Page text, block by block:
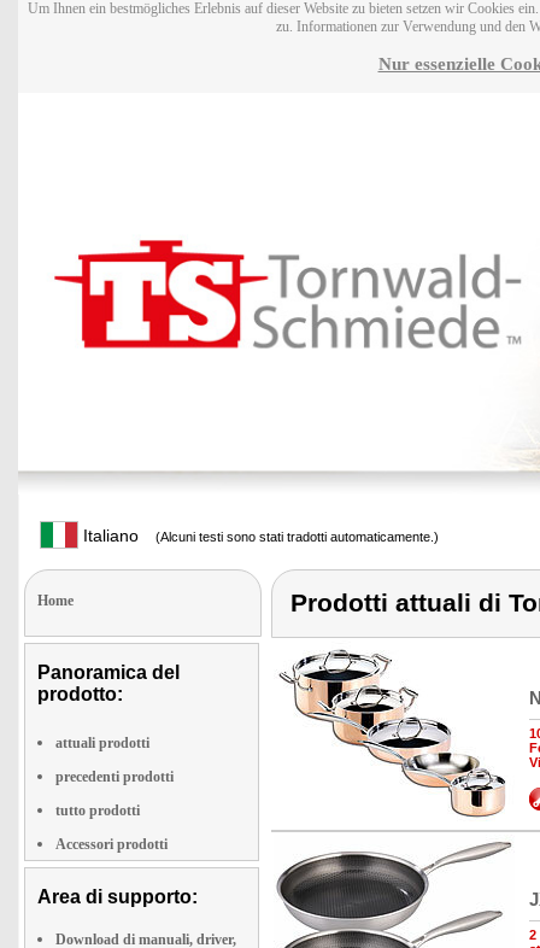
Um Ihnen ein bestmögliches Erlebnis auf dieser Website zu bieten setzen wir Cookies
zu. Informationen zur Verwendung und den
Nur essenzielle
Italiano (Alcuni testi sono stati tradotti automaticamente.)
Home
Panoramica del
prodotto:
attuali prodotti
precedenti prodotti
tutto prodotti
Accessori prodotti
Area di supporto:
Download di manuali, driver,
Prodotti attuali di
2